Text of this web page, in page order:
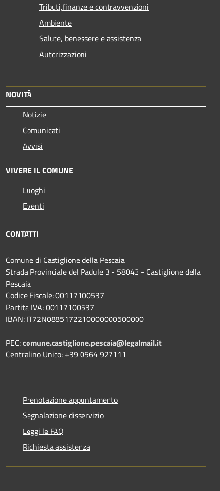
Tributi,finanze e contravvenzioni
Ambiente
Salute, benessere e assistenza
Autorizzazioni
NOVITÀ
Notizie
Comunicati
Avvisi
VIVERE IL COMUNE
Luoghi
Eventi
CONTATTI
Comune di Castiglione della Pescaia
Strada Provinciale del Padule 3 - 58043 - Castiglione della
Pescaia
Codice Fiscale: 00117100537
Partita IVA: 00117100537
IBAN: IT72N0885172210000000500000
PEC:comune.castiglione.pescaia@legalmail.it
Centralino Unico: +39 0564 927111
Prenotazione appuntamento
Segnalazione disservizio
Leggi le FAQ
Richiesta assistenza